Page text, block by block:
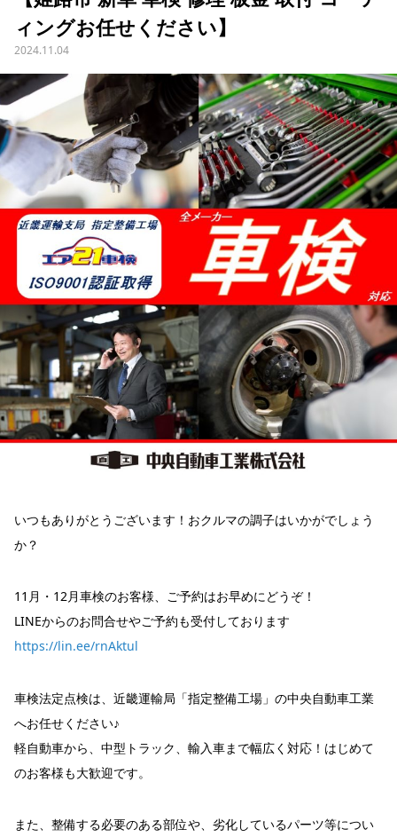
ィングお任せください】
2024.11.04
いつもありがとうございます！おクルマの調子はいかがでしょう
か？
11月・12月車検のお客様、ご予約はお早めにどうぞ！
LINEからのお問合せやご予約も受付しております
https://lin.ee/rnAktul
車検法定点検は、近畿運輸局「指定整備工場」の中央自動車工業
へお任せください♪
軽自動車から、中型トラック、輸入車まで幅広く対応！はじめて
のお客様も大歓迎です。
また、整備する必要のある部位や、劣化しているパーツ等につい